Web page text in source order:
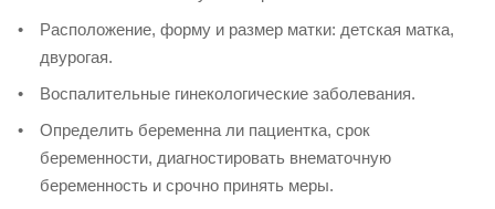
Расположение, форму и размер матки: детская матка,
двурогая.
Воспалительные гинекологические заболевания.
Определить беременна ли пациентка, срок
беременности, диагностировать внематочную
беременность и срочно принять меры.